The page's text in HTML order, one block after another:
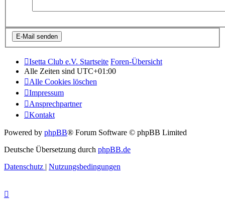
Isetta Club e.V. Startseite Foren-Übersicht
Alle Zeiten sind UTC+01:00
Alle Cookies löschen
Impressum
Ansprechpartner
Kontakt
Powered by phpBB® Forum Software © phpBB Limited
Deutsche Übersetzung durch phpBB.de
Datenschutz
Nutzungsbedingungen